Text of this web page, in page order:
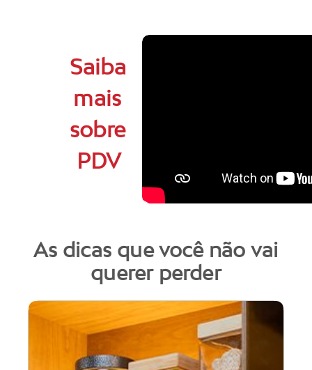
Saiba
mais
sobre
PDV
As dicas que você não vai
querer perder